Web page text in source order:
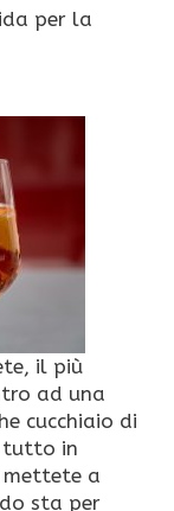
per la
il più
ad una
cucchiaio di
tutto in
a
sta per